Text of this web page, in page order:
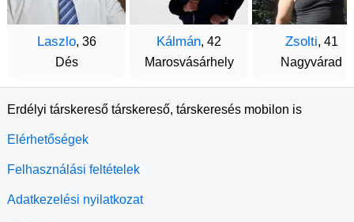
Laszlo, 36
Dés
Kálmán, 42
Marosvásárhely
Zsolti, 41
Nagyvárad
Erdélyi társkereső társkereső, társkeresés mobilon is
Elérhetőségek
Felhasználási feltételek
Adatkezelési nyilatkozat